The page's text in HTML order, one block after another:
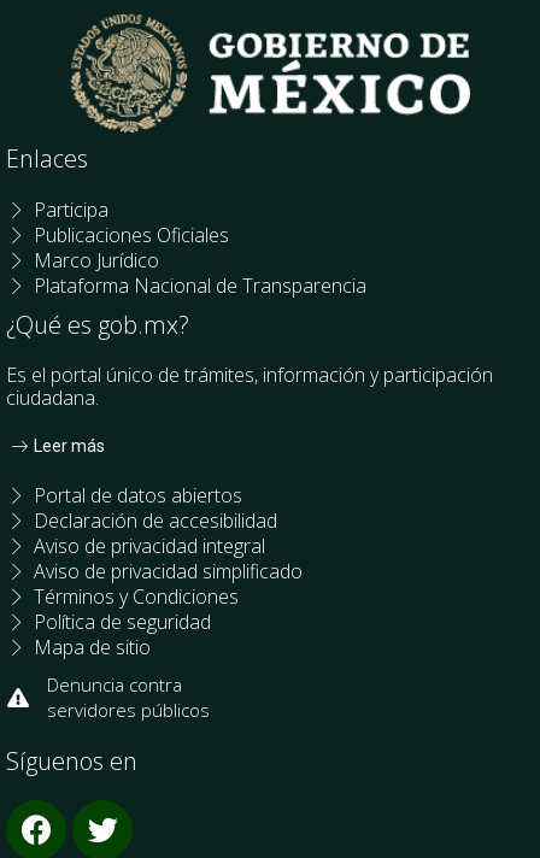
Enlaces
Participa
Publicaciones Oficiales
Marco Jurídico
Plataforma Nacional de Transparencia
¿Qué es gob.mx?
Es el portal único de trámites, información y participación
ciudadana.
Leer más
Portal de datos abiertos
Declaración de accesibilidad
Aviso de privacidad integral
Aviso de privacidad simplificado
Términos y Condiciones
Política de seguridad
Mapa de sitio
Denuncia contra
servidores públicos
Síguenos en